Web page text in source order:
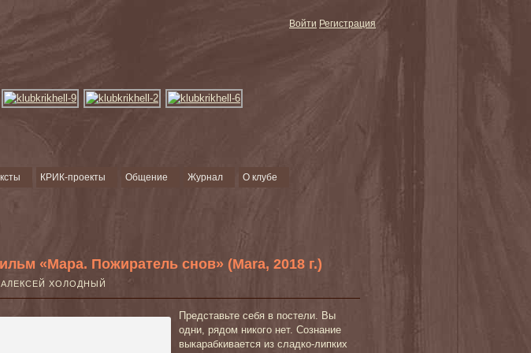
Войти Регистрация
КРИК-проекты Общение Журнал О клубе
«Мара. Пожиратель снов» (Mara, 2018 г.)
ХОЛОДНЫЙ
Представьте себя в постели. Вы
одни, рядом никого нет. Сознание
выкарабкивается из сладко-липких